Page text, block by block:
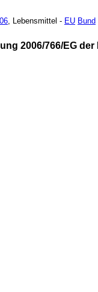
, Lebensmittel - EU Bund
2006/766/EG